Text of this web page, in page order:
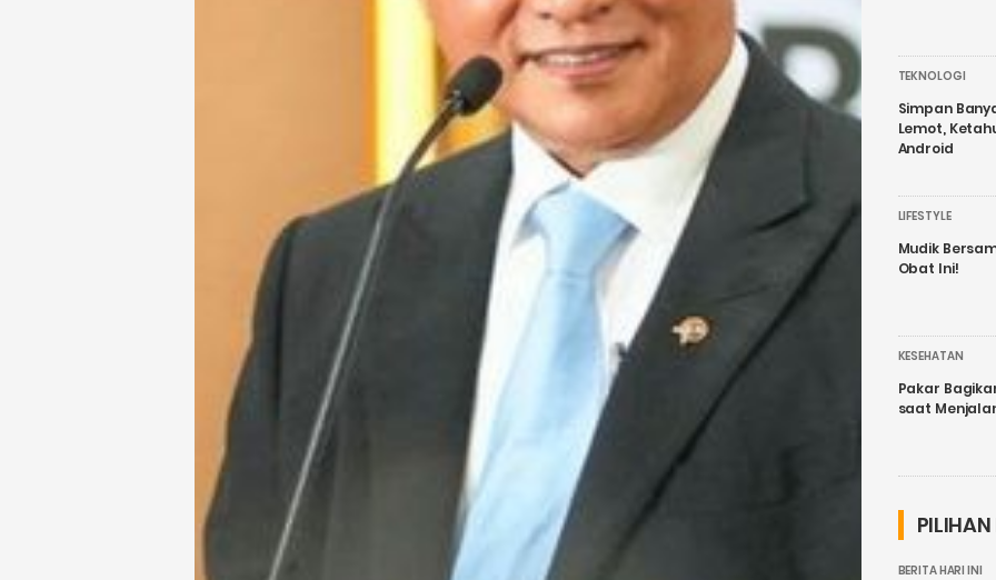
TEKNOLOGI
Simpan
Lemot,
Android
LIFESTYLE
Mudik
Obat Ini!
KESEHATAN
Pakar
saat
PILIHAN
BERITA HARI INI